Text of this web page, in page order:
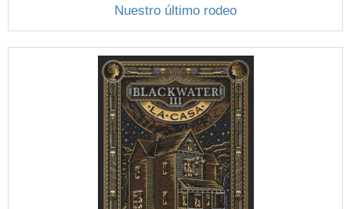
Nuestro último rodeo